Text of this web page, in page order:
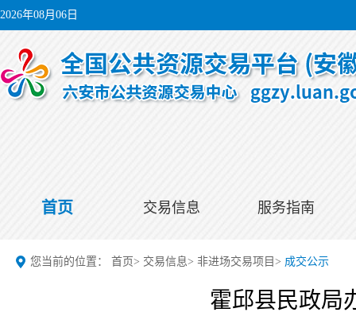
2026年08月06日
首页 交易信息 服务指南
您当前的位置： 首页> 交易信息> 非进场交易项目 > 成交公示
霍邱县民政局